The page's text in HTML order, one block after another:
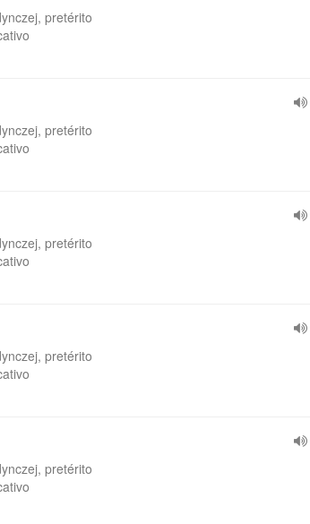
pretérito
pretérito
pretérito
pretérito
pretérito